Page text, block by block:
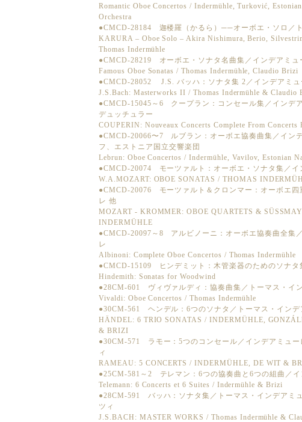
Romantic Oboe Concertos / Indermühle, Turković,
Orchestra
●CMCD-28184 迦楼羅（かるら）──オーボエ・ソロ／
KARURA – Oboe Solo – Akira Nishimura, Berio,
Thomas Indermühle
●CMCD-28219 オーボエ・ソナタ名曲集／インデアミュ
Famous Oboe Sonatas / Thomas Indermühle, Claudio Brizi
●CMCD-28052 J.S. バッハ：ソナタ集 2／インデアミュ
J.S.Bach: Masterworks II / Thomas Indermühle & Claudio
●CMCD-15045～6 クープラン：コンセール集／インデ
デュッチュラー
COUPERIN: Nouveaux Concerts Complete From Concerts
●CMCD-20066〜7 ルブラン：オーボエ協奏曲集／イン
フ、エストニア国立交響楽団
Lebrun: Oboe Concertos / Indermühle, Vavilov, Estonian
●CMCD-20074 モーツァルト：オーボエ・ソナタ集／イ
W.A.MOZART: OBOE SONATAS / THOMAS
●CMCD-20076 モーツァルト＆クロンマー：オーボエ四
レ 他
MOZART - KROMMER: OBOE QUARTETS &
INDERMÜHLE
●CMCD-20097～8 アルビノーニ：オーボエ協奏曲全集
レ
Albinoni: Complete Oboe Concertos / Thomas Indermühle
●CMCD-15109 ヒンデミット：木管楽器のためのソナタ
Hindemith: Sonatas for Woodwind
●28CM-601 ヴィヴァルディ：協奏曲集／トーマス・イ
Vivaldi: Oboe Concertos / Thomas Indermühle
●30CM-561 ヘンデル：6つのソナタ／トーマス・インデ
HÄNDEL: 6 TRIO SONATAS / INDERMÜHLE,
& BRIZI
●30CM-571 ラモー：5つのコンセール／インデアミュー
ィ
RAMEAU: 5 CONCERTS / INDERMÜHLE, DE WIT &
●25CM-581～2 テレマン：6つの協奏曲と6つの組曲／イ
Telemann: 6 Concerts et 6 Suites / Indermühle & Brizi
●28CM-591 バッハ：ソナタ集／トーマス・インデアミ
ツィ
J.S.BACH: MASTER WORKS / Thomas Indermühle &